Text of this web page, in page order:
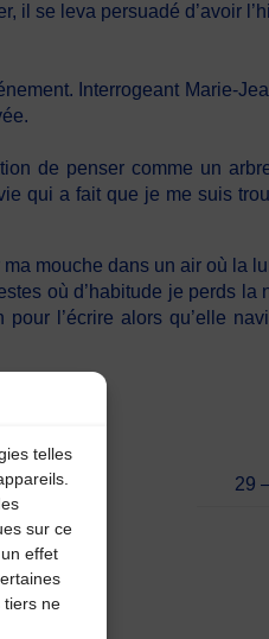
telles
sur ce
effet
tiers ne
il se leva persuadé d’avoir
Interrogeant Marie-
de penser comme un
qui a fait que je me suis
mouche dans un air où la
où d’habitude je perds la
l’écrire alors qu’elle
29